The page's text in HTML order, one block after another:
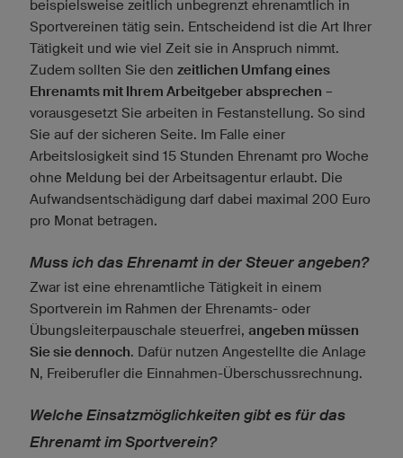
beispielsweise zeitlich unbegrenzt ehrenamtlich in
Sportvereinen tätig sein. Entscheidend ist die Art Ihrer
Tätigkeit und wie viel Zeit sie in Anspruch nimmt.
Zudem sollten Sie den zeitlichen Umfang eines
Ehrenamts mit Ihrem Arbeitgeber absprechen –
vorausgesetzt Sie arbeiten in Festanstellung. So sind
Sie auf der sicheren Seite. Im Falle einer
Arbeitslosigkeit sind 15 Stunden Ehrenamt pro Woche
ohne Meldung bei der Arbeitsagentur erlaubt. Die
Aufwandsentschädigung darf dabei maximal 200 Euro
pro Monat betragen.
Muss ich das Ehrenamt in der Steuer angeben?
Zwar ist eine ehrenamtliche Tätigkeit in einem
Sportverein im Rahmen der Ehrenamts- oder
Übungsleiterpauschale steuerfrei, angeben müssen
Sie sie dennoch. Dafür nutzen Angestellte die Anlage
N, Freiberufler die Einnahmen-Überschussrechnung.
Welche Einsatzmöglichkeiten gibt es für das
Ehrenamt im Sportverein?